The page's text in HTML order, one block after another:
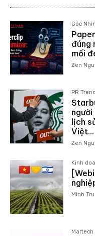
Góc
đúng
mối
Zen
PR
người
lịch
Việt...
Zen
Kinh
Minh
Martech